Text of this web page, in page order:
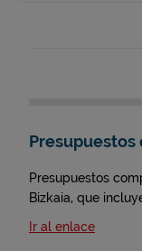
Presupuestos
Presupuestos
Bizkaia, que
Ir al enlace